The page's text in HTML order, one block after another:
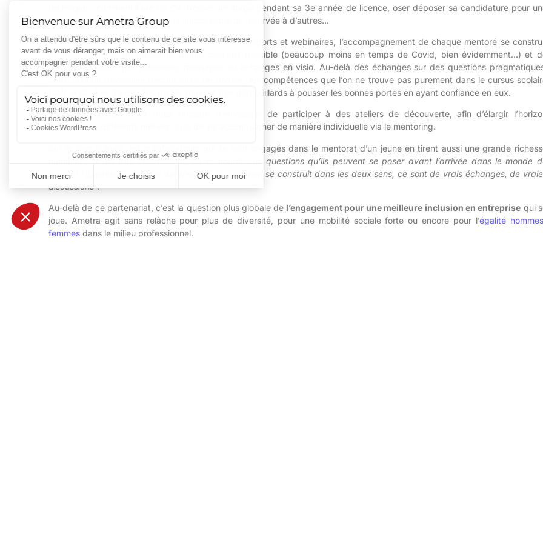
technique : comment faire un CV, trouver un stage pendant sa 3e année de licence, oser déposer sa candidature pour
formation qui paraissait jusque-là inaccessible ou réservée à d’autres…
Via Article 1, qui propose activement différents supports et webinaires, l’accompagnement de chaque mentoré se
de mois en mois, en présentiel quand cela est possible (beaucoup moins en temps de Covid , bien évidemment…) et
manière régulière par téléphone, messages ou échanges envisio. Au-delà des échanges sur des questions
cette relation privilégiée permet aussi de révéler des compétences que l’on ne trouve pas purement dans le cursus
…) et d’aider des profils souvent très débrouillards à pousser les bonnes portes en ayant confiance en eux.
En temps normal, il est aussi possible d’envisager de participer à des ateliers de découverte, afin d’élargir
desjeunes à différents métiers, puis de les accompagner de manière individuelle via le mentoring.
Sur le plan humain, les collaborateurs qui se sont engagés dans le mentorat d’un jeune en tirent aussi une grande
humaine : “c’est très enrichissant, on se nourrit des questions qu’ils peuvent se poser avant l’arrivée dans le monde
travail
.” (Laetitia D., mentor de Wissam). “La relation se construit dans les deux sens, ce sont de vrais échanges, de
discussions”.
Au-delà de ce partenariat, c’est la question plus globale de l’engagement pour une meilleure inclusion en entreprise qui
joue. Ametra agit sans relâche pour plus de diversité, pour une mobilité sociale forte ou encore pour l’égalité
femmes dans le milieu professionnel.